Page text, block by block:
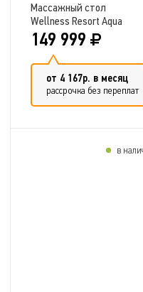
Массажный стол
Wellness Resort Aqua
Deluxe
149 999
от 4 167р. в месяц
рассрочка без переплат
в